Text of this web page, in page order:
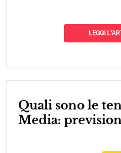
LEGGI
Quali sono le tendenze dei Social
Media: